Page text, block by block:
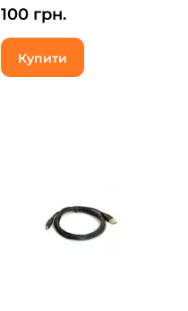
100 грн.
Купити